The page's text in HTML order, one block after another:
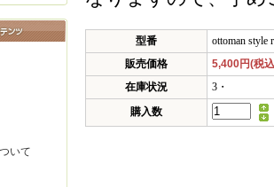
いて
型番
ottoman style
販売価格
5,400円(税
在庫状況
3・
購入数